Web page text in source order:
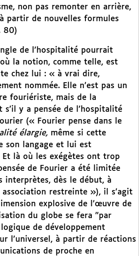
non pas remonter en arrière,
partir de nouvelles formules
80)
de l’hospitalité pourrait
la notion, comme telle, est
chez lui : « à vrai dire,
nommée. Elle n’est pas un
fouriériste, mais de la
y a pensée de l’hospitalité
(« Fourier pense dans le
élargie, même si cette
son langage et lui est
là où les exégètes ont trop
de Fourier a été limitée
interprètes, dès le début, à
association restreinte »), il s’agit
explosive de l’œuvre de
du globe se fera "par
de développement
l’universel, à partir de réactions
de proche en